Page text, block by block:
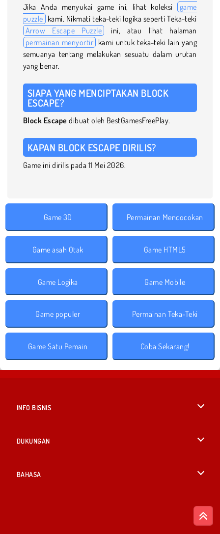
Jika Anda menyukai game ini, lihat koleksi
game
puzzle kami. Nikmati teka-teki logika seperti Teka-teki
Arrow Escape Puzzle
ini, atau lihat halaman
permainan menyortir kami untuk teka-teki lain yang
semuanya tentang melakukan sesuatu dalam urutan
yang benar.
SIAPA YANG MENCIPTAKAN BLOCK
ESCAPE?
Block Escape dibuat oleh BestGamesFreePlay.
KAPAN BLOCK ESCAPE DIRILIS?
Game ini dirilis pada 11 Mei 2026.
Game 3D Permainan Mencocokan
Game asah Otak Game HTML5
Game Logika Game Mobile
Game populer Permainan Teka-Teki
Game Satu Pemain Coba Sekarang!
INFO BISNIS
DUKUNGAN
BAHASA